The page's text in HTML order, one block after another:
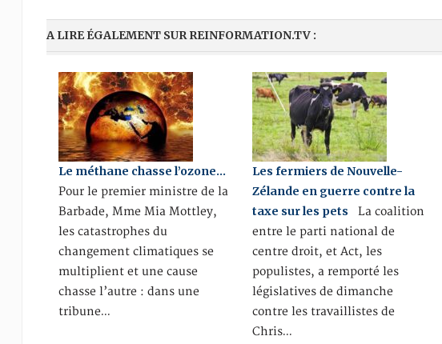
A LIRE ÉGALEMENT SUR REINFORMATION.TV :
Le méthane chasse l’ozone…
Pour le premier ministre de la
Barbade, Mme Mia Mottley,
les catastrophes du
changement climatiques se
multiplient et une cause
chasse l’autre : dans une
tribune…
Les fermiers de Nouvelle-
Zélande en guerre contre la
taxe sur les pets La coalition
entre le parti national de
centre droit, et Act, les
populistes, a remporté les
législatives de dimanche
contre les travaillistes de
Chris…